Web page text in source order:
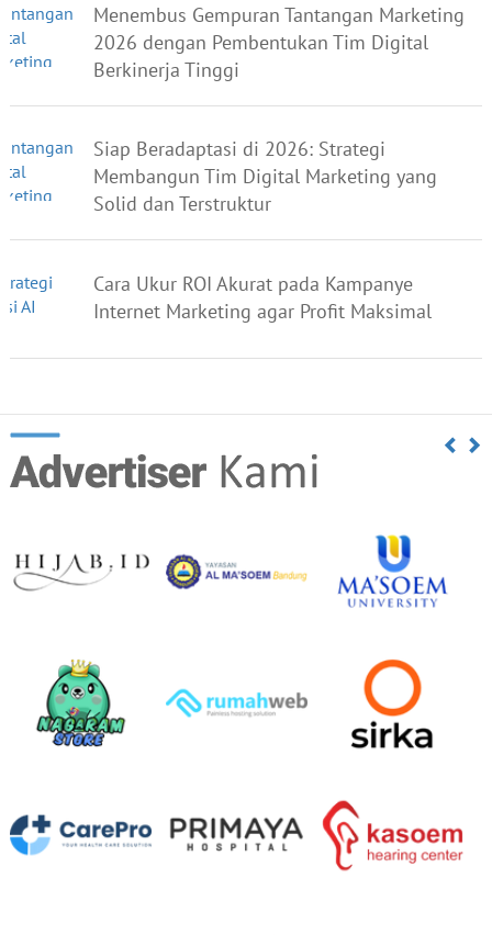
Menembus Gempuran Tantangan Marketing
2026 dengan Pembentukan Tim Digital
Berkinerja Tinggi
Siap Beradaptasi di 2026: Strategi
Membangun Tim Digital Marketing yang
Solid dan Terstruktur
Cara Ukur ROI Akurat pada Kampanye
Internet Marketing agar Profit Maksimal